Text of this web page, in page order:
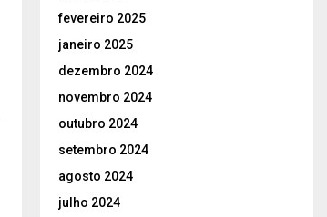
fevereiro 2025
janeiro 2025
dezembro 2024
novembro 2024
outubro 2024
setembro 2024
agosto 2024
julho 2024